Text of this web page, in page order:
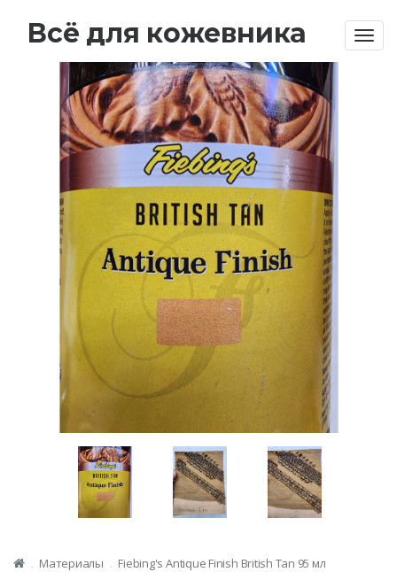
Всё для кожевника
Материалы Fiebing's Antique Finish British Tan 95 мл